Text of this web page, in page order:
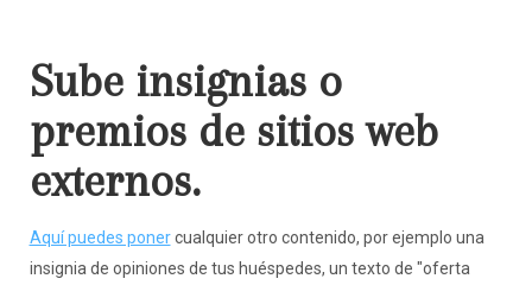
Sube insignias o
premios de sitios web
externos.
Aquí puedes ponercualquier otro contenido, por ejemplo una
insignia de opiniones de tus huéspedes, un texto de "oferta